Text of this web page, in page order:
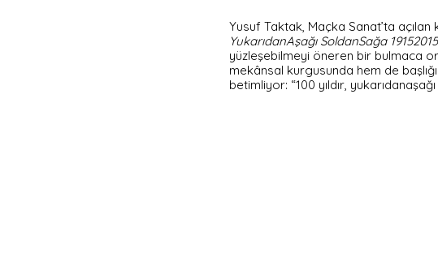
AK-SAYANLAR #GEÇMİŞTEBUGÜN
Yusuf Taktak, Maçka Sanat’ta açılan
YukarıdanAşağı SoldanSağa 19152015
yüzleşebilmeyi öneren bir bulmaca
mekânsal kurgusunda hem de
betimliyor: “100 yıldır,